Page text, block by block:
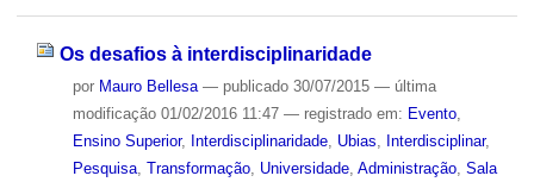
Os desafios à interdisciplinaridade
por Mauro Bellesa — publicado30/07/2015 — última
modificação01/02/2016 11:47 — registrado em: Evento,
Ensino Superior, Interdisciplinaridade, Ubias Interdisciplinar,
Pesquisa, Transformação, Universidade, Administração, Sala